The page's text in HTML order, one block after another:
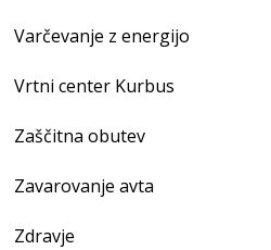
Varčevanje z energijo
Vrtni center Kurbus
Zaščitna obutev
Zavarovanje avta
Zdravje